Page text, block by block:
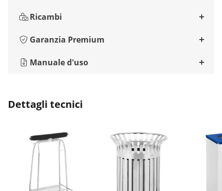
Ricambi
Garanzia Premium
Manuale d'uso
Dettagli tecnici